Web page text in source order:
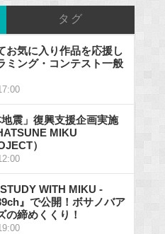
タグ
お気に入り作品を応援し
ミング・コンテスト一般
地震」復興支援企画実施
MIKU
）
WITH MIKU -
』で公開！ボサノバア
の締めくくり！